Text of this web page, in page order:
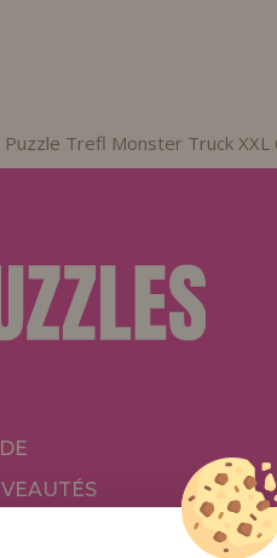
Puzzle Trefl Monster Truck XXL
ET OFFRES